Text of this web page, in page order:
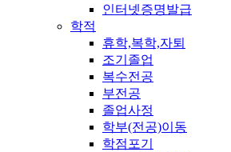
인터넷증명발급
학적
휴학,복학,자퇴
조기졸업
복수전공
부전공
졸업사정
학부(전공)이동
학점포기